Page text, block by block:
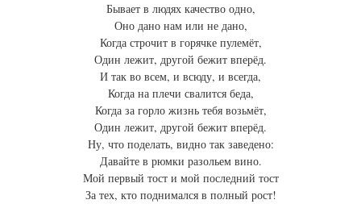
Бывает в людях качество одно,
Оно дано нам или не дано,
Когда строчит в горячке пулемёт,
Один лежит, другой бежит вперёд.
И так во всем, и всюду, и всегда,
Когда на плечи свалится беда,
Когда за горло жизнь тебя возьмёт,
Один лежит, другой бежит вперёд.
Ну, что поделать, видно так заведено:
Давайте в рюмки разольем вино.
Мой первый тост и мой последний тост
За тех, кто поднимался в полный рост!